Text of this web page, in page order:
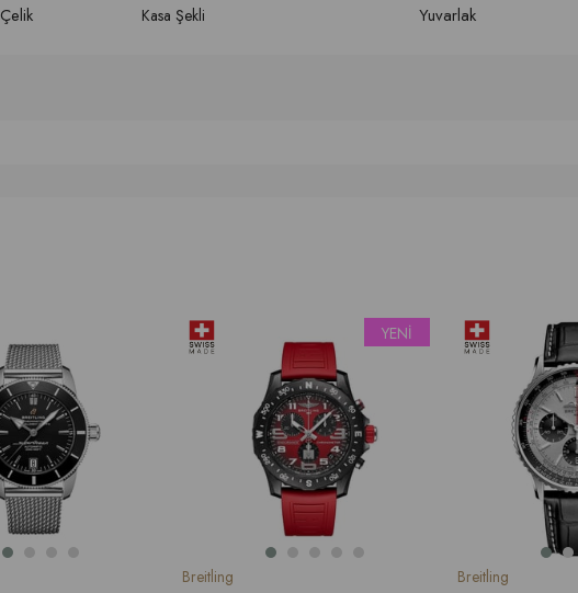
Çelik Kasa Şekli Yuvarlak
Breitling
YENI
Breitling